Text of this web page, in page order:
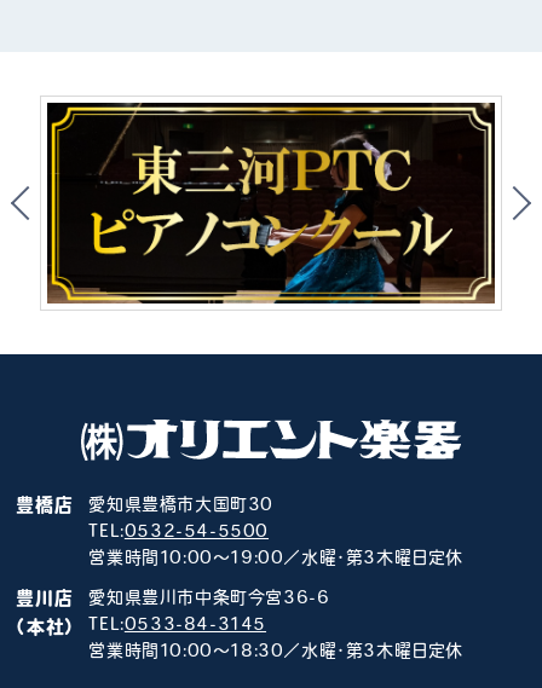
豊橋店
愛知県豊橋市大国町30
TEL:0532-54-5500
営業時間10:00～19:00／水曜･第3木曜日定休
豊川店
（本社）
愛知県豊川市中条町今宮36-6
TEL:0533-84-3145
営業時間10:00～18:30／水曜･第3木曜日定休